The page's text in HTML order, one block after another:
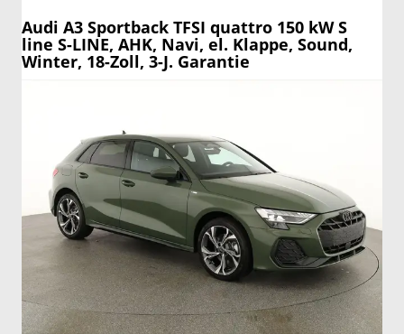
Audi A3 Sportback TFSI quattro 150 kW S
line S-LINE, AHK, Navi, el. Klappe, Sound,
Winter, 18-Zoll, 3-J. Garantie